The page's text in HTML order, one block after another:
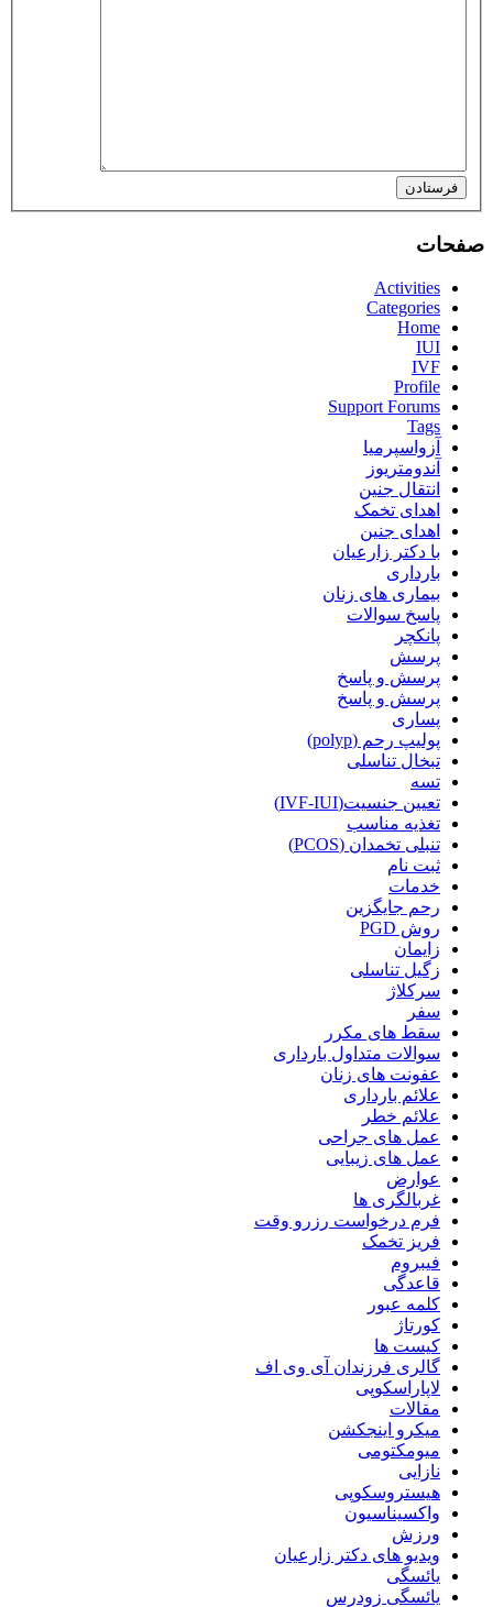
فرستادن
صفحات
Activities
Categories
Home
IUI
IVF
Profile
Support Forums
Tags
آزواسپرمیا
آندومتریوز
انتقال جنین
اهدای تخمک
اهدای جنین
با دکتر زارعیان
بارداری
بیماری های زنان
پاسخ سوالات
پانکچر
پرسش
پرسش و پاسخ
پرسش و پاسخ
پساری
پولیپ رحم (polyp)
تبخال تناسلی
تسه
تعیین جنسیت(IVF-IUI)
تغذیه مناسب
تنبلی تخمدان (PCOS)
ثبت نام
خدمات
رحم جایگزین
روش PGD
زایمان
زگیل تناسلی
سرکلاژ
سفر
سقط های مکرر
سوالات متداول بارداری
عفونت های زنان
علائم بارداری
علائم خطر
عمل های جراحی
عمل های زیبایی
عوارض
غربالگری ها
فرم درخواست رزرو وقت
فریز تخمک
فیبروم
قاعدگی
کلمه عبور
کورتاژ
کیست ها
گالری فرزندان آی وی اف
لاپاراسکوپی
مقالات
میکرو اینجکشن
میومکتومی
نازایی
هیستروسکوپی
واکسیناسیون
ورزش
ویدیو های دکتر زارعیان
یائسگی
یائسگی زودرس